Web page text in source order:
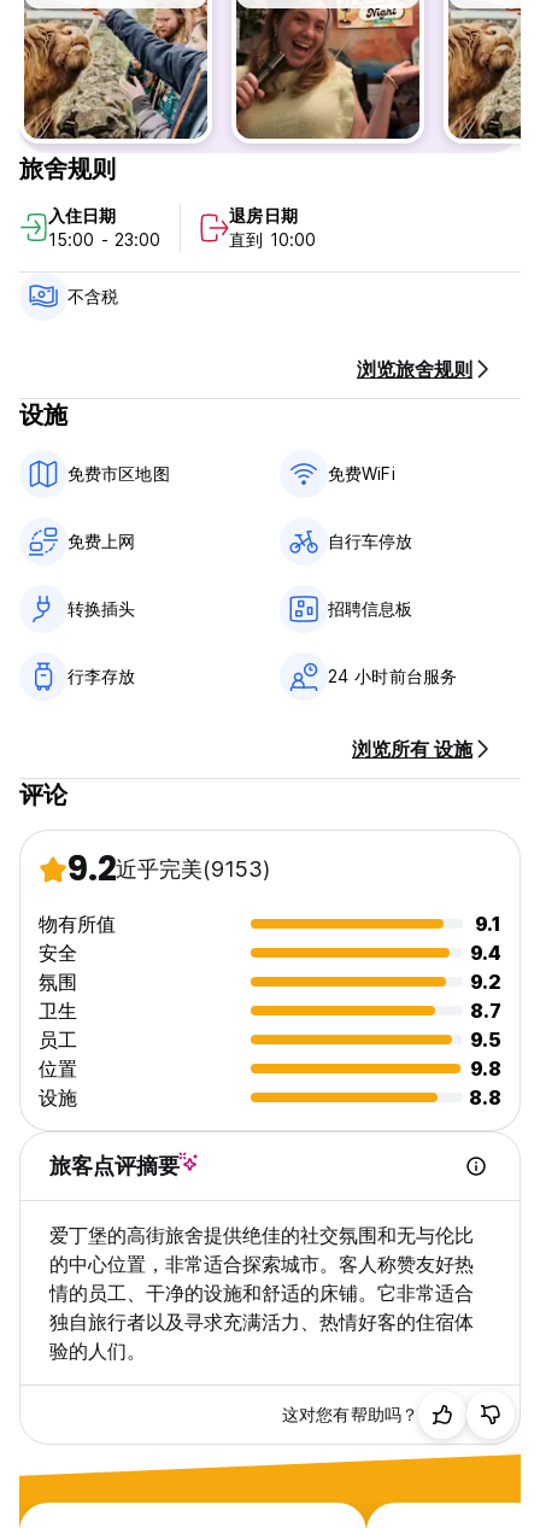
旅舍规则
入住日期
15:00 - 23:00
退房日期
直到 10:00
不含税
浏览旅舍规则
设施
免费市区地图 免费WiFi
免费上网 自行车停放
转换插头 招聘信息板
行李存放 24 小时前台服务
浏览所有 设施
评论
9.2近乎完美(9153)
物有所值
9.1
安全
9.4
氛围
9.2
卫生
8.7
员工
9.5
位置
9.8
设施
8.8
旅客点评摘要
爱丁堡的高街旅舍提供绝佳的社交氛围和无与伦比
的中心位置，非常适合探索城市。客人称赞友好热
情的员工、干净的设施和舒适的床铺。它非常适合
独自旅行者以及寻求充满活力、热情好客的住宿体
验的人们。
这对您有帮助吗？